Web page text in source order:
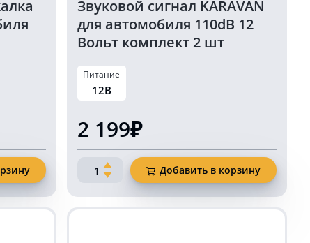
Звуковой сигнал KARAVAN
для автомобиля 110dB 12
Вольт комплект 2 шт
зеленый цвет
Питание
12В
2 199₽
Количество
Звуковой
сигнал
Добавить в корзину